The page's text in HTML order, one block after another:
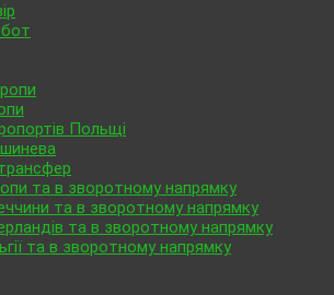
Польщі
та в зворотному напрямку
та в зворотному напрямку
та в зворотному напрямку
та в зворотному напрямку